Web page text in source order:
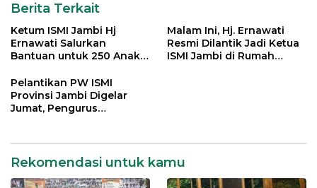
Berita Terkait
Ketum ISMI Jambi Hj
Ernawati Salurkan
Bantuan untuk 250 Anak
Malam Ini, Hj. Ernawati
Resmi Dilantik Jadi Ketua
ISMI Jambi di Rumah
Pelantikan PW ISMI
Provinsi Jambi Digelar
Jumat, Pengurus
Rekomendasi untuk kamu